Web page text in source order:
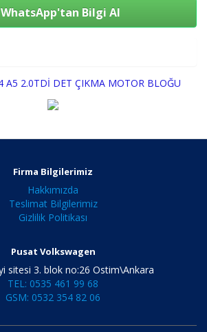
WhatsApp'tan Bilgi Al
A5 2.0TDİ DET ÇIKMA MOTOR BLOĞU
Firma Bilgilerimiz
Hakkımızda
Teslimat Bilgilerimiz
Gizlilik Politikası
Pusat Volkswagen
sitesi 3. blok no:26 Ostim\Ankara
TEL: 0535 461 99 68
GSM: 0532 354 82 06